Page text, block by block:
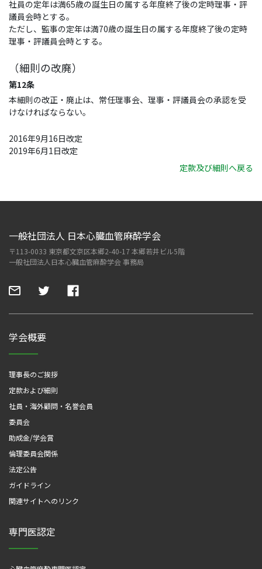
社員の定年は満65歳の誕生日の属する年度終了後の定時理事・評
議員会時とする。
ただし、監事の定年は満70歳の誕生日の属する年度終了後の定時
理事・評議員会時とする。
（細則の改廃）
第12条
本細則の改正・廃止は、常任理事会、理事・評議員会の承認を受
けなければならない。
2016年9月16日改定
2019年6月1日改定
定款及び細則へ戻る
一般社団法人 日本心臓血管麻酔学会
〒113-0033 東京都文京区本郷2-40-17 本郷若井ビル5階
一般社団法人日本心臓血管麻酔学会 事務局
学会概要
理事長のご挨拶
定款および細則
社員・海外顧問・名誉会員
委員会
助成金/学会賞
倫理委員会関係
法定公告
ガイドライン
関連サイトへのリンク
専門医認定